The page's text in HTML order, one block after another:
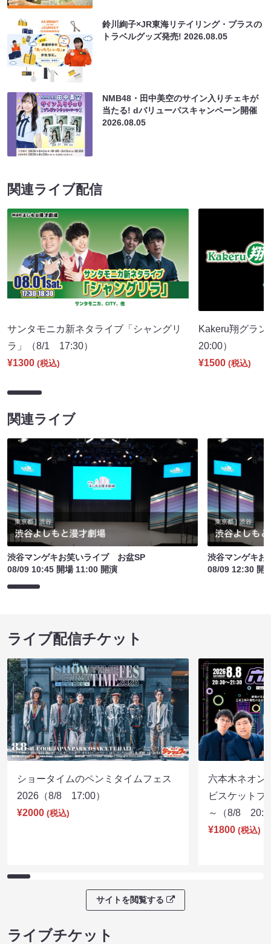
鈴川絢子×JR東海リテイリング・プラスの
トラベルグッズ発売!2026.08.05
NMB48・田中美空のサイン入りチェキが
当たる! dバリューパスキャンペーン開催
2026.08.05
関連ライブ配信
サンタモニカ新ネタライブ「シャングリ
ラ」（8/1 17:30）
¥1300 (税込)
Kakeru翔グラ
20:00）
¥1500 (税込)
関連ライブ
渋谷マンゲキお笑いライブ お盆SP
08/09 10:45 開場 11:00 開演
渋谷マンゲキ
08/09 12:30 開
ライブ配信チケット
ショータイムのペンミタイムフェス
2026（8/8 17:00）
¥2000 (税込)
六本木ネオン
ビスケットブ
～（8/8
¥1800 (税込)
サイトを閲覧する
ライブチケット